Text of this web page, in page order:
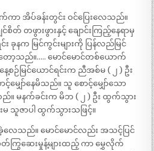
က်ကာ အိပ်ခန်းတွင်း ဝင်ပြေးလေသည်။
တ် တဖွားဖွားနှင့် ချောင်းကြည့်နေရာမှ
နက မြင်ကွင်းများကို ပြန်လည်မြင်
တော့သည်။….. မောင်မောင်တစ်ယောက်
စဉ်မြင်ယောင်ရင်းက ညီအစ်မ ( ၂ ) ဦး
မျှော်နေမိသည်။ သူ စောင့်မျှော်သော
။ မနက်ခင်းက မိဘ ( ၂ ) ဦး ထွက်သွား
မ သူဇာပါ ထွက်သွားသဖြင့်။
လေသည်။ မောင်မောင်လည်း အသင့်ပြင်
ကြွဆေးမှုန့်များထည့် ကာ မွှေလိုက်